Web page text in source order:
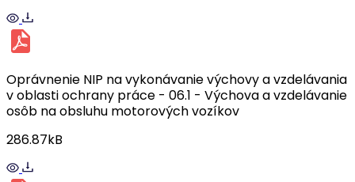
Oprávnenie NIP na vykonávanie výchovy a vzdelávania
v oblasti ochrany práce - 06.1 - Výchova a vzdelávanie
osôb na obsluhu motorových vozíkov
286.87kB